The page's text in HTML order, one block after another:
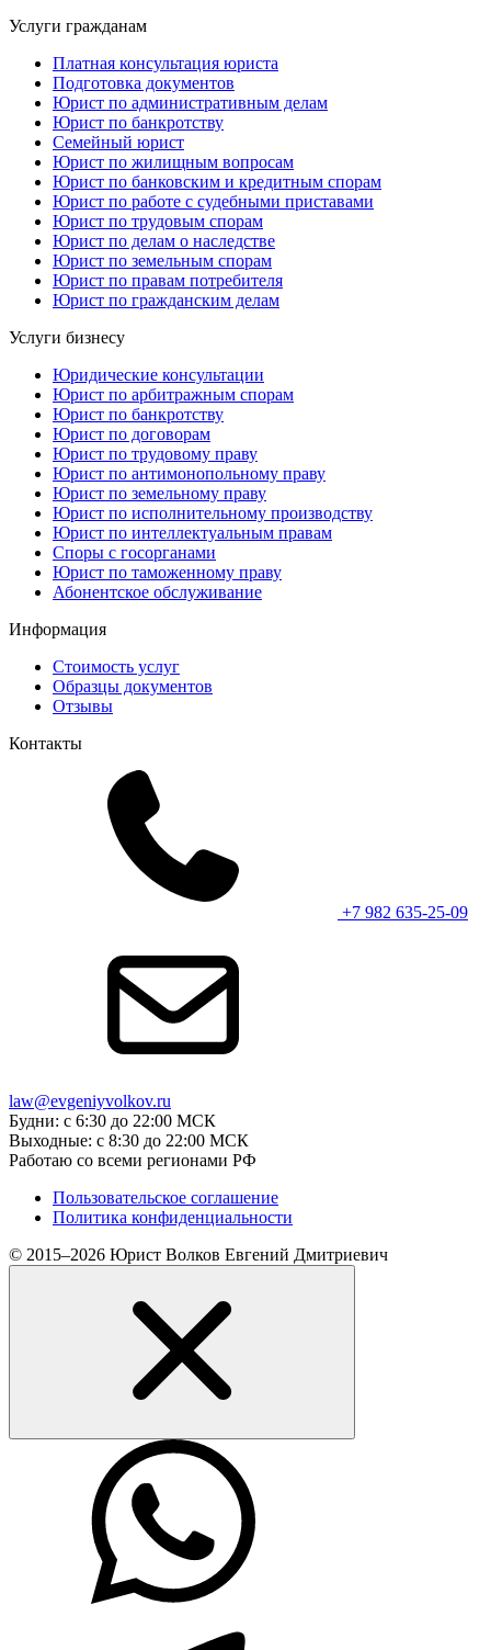
Услуги гражданам
Платная консультация юриста
Подготовка документов
Юрист по административным делам
Юрист по банкротству
Семейный юрист
Юрист по жилищным вопросам
Юрист по банковским и кредитным спорам
Юрист по работе с судебными приставами
Юрист по трудовым спорам
Юрист по делам о наследстве
Юрист по земельным спорам
Юрист по правам потребителя
Юрист по гражданским делам
Услуги бизнесу
Юридические консультации
Юрист по арбитражным спорам
Юрист по банкротству
Юрист по договорам
Юрист по трудовому праву
Юрист по антимонопольному праву
Юрист по земельному праву
Юрист по исполнительному производству
Юрист по интеллектуальным правам
Споры с госорганами
Юрист по таможенному праву
Абонентское обслуживание
Информация
Стоимость услуг
Образцы документов
Отзывы
Контакты
+7 982 635-25-09
law@evgeniyvolkov.ru
Будни: с 6:30 до 22:00 МСК
Выходные: с 8:30 до 22:00 МСК
Работаю со всеми регионами РФ
Пользовательское соглашение
Политика конфиденциальности
© 2015–2026 Юрист Волков Евгений Дмитриевич